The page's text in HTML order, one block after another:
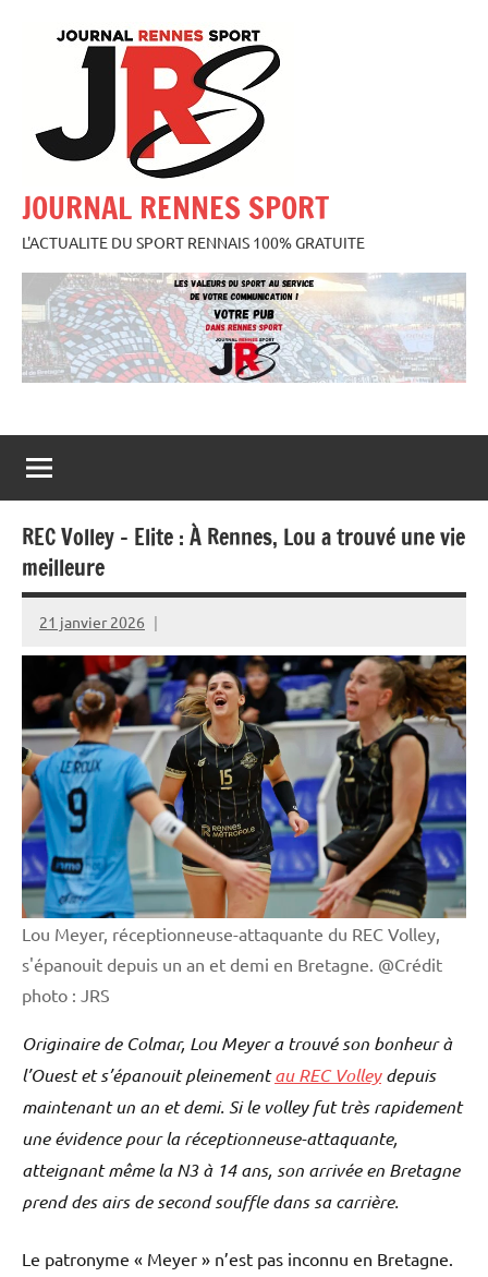
JOURNAL RENNES SPORT
L'ACTUALITE DU SPORT RENNAIS 100% GRATUITE
REC Volley – Elite : À Rennes, Lou a trouvé une vie
meilleure
21 janvier 2026
Rédaction
JRS
Lou Meyer, réceptionneuse-attaquante du REC Volley,
s'épanouit depuis un an et demi en Bretagne. @Crédit
photo : JRS
Originaire de Colmar, Lou Meyer a trouvé son bonheur à
l’Ouest et s’épanouit pleinementau REC Volleydepuis
maintenant un an et demi. Si le volley fut très rapidement
une évidence pour la réceptionneuse-attaquante,
atteignant même la N3 à 14 ans, son arrivée en Bretagne
prend des airs de second souffle dans sa carrière.
Le patronyme « Meyer » n’est pas inconnu en Bretagne.